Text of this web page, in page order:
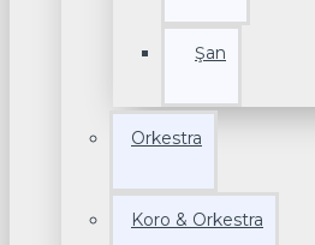
Şan
Orkestra
Koro & Orkestra